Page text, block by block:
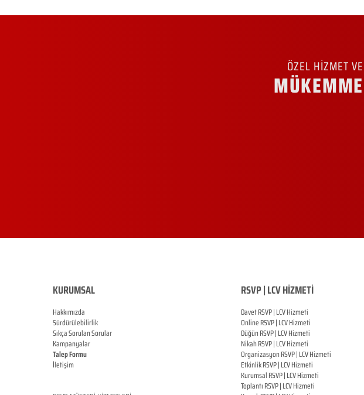
ÖZEL HİZMET
KURUMSAL
Hakkımızda
Sürdürülebilirlik
Sıkça Sorulan Sorular
Kampanyalar
Talep Formu
İletişim
RSVP | LCV HİZMETİ
Davet RSVP | LCV Hizmeti
OnlineRSVP |LCV Hizmeti
DüğünRSVP |LCV Hizmeti
NikahRSVP |LCV Hizmeti
OrganizasyonRSVP |LCV Hizmeti
EtkinlikRSVP |LCV Hizmeti
KurumsalRSVP |LCV Hizmeti
ToplantıRSVP |LCV Hizmeti